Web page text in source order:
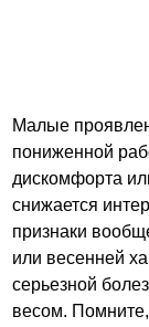
Малые
пониженной
дискомфорта
снижается
признаки
или весенней
серьезной
весом.